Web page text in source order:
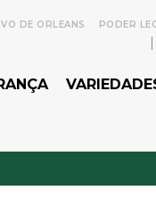
DE ORLEANS
PODER